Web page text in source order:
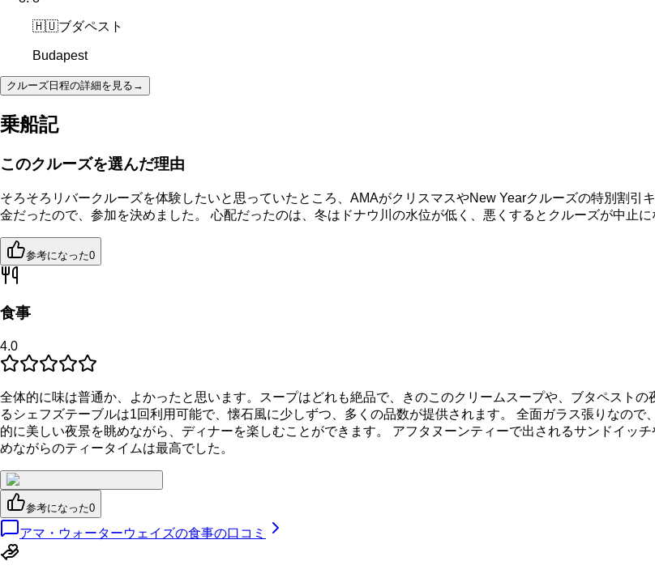
🇭🇺ブダペスト
Budapest
クルーズ日程の詳細を見る →
乗船記
このクルーズを選んだ理由
そろそろリバークルーズを体験したいと思っていたところ、AMAがクリスマスやNew Yearクルーズの特別割
金だったので、参加を決めました。 心配だったのは、冬はドナウ川の水位が低く、悪くするとクルーズが中止に
参考になった0
食事
4.0
全体的に味は普通か、よかったと思います。スープはどれも絶品で、きのこのクリームスープや、ブタペスト
るシェフズテーブルは1回利用可能で、懐石風に少しずつ、多くの品数が提供されます。 全面ガラス張りなの
的に美しい夜景を眺めながら、ディナーを楽しむことができます。 アフタヌーンティーで出されるサンドイッ
めながらのティータイムは最高でした。
参考になった0
アマ・ウォーターウェイズの食事の口コミ